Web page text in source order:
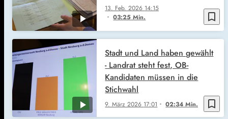
bookmark_border
13. Feb. 2026 14:15
03:25 Min.
bookmark_border
9. März 2026 17:01 02:34 Min.
Stadt und Land haben gewählt
- Landrat steht fest, OB-
Kandidaten müssen in die
Stichwahl